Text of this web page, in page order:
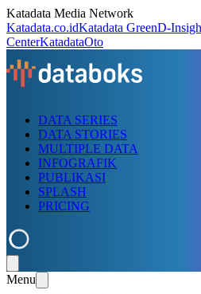
Katadata Media Network
Katadata.co.idKatadata GreenD-
CenterKatadataOto
DATA SERIES
DATA STORIES
MULTIPLE DATA
INFOGRAFIK
PUBLIKASI
SPLASH
PRICING
Menu